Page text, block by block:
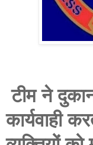
टीम ने
कार्यवाही